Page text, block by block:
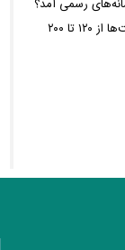
رسمی آمد؟
بازار لپ‌ تاپ‌ های اقتصادی در مرداد ۱۴۰۵/ بررسی قیمت‌ها از ۱۲۰ تا ۲۰۰
چه معنایی دارد؟